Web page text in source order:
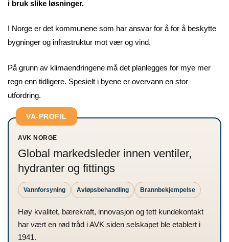
i bruk slike løsninger.
I Norge er det kommunene som har ansvar for å for å beskytte
bygninger og infrastruktur mot vær og vind.
På grunn av klimaendringene må det planlegges for mye mer
regn enn tidligere. Spesielt i byene er overvann en stor
utfordring.
VA-PROFIL
AVK NORGE
Global markedsleder innen ventiler,
hydranter og fittings
Vannforsyning Avløpsbehandling Brannbekjempelse
Høy kvalitet, bærekraft, innovasjon og tett kundekontakt
har vært en rød tråd i AVK siden selskapet ble etablert i
1941.